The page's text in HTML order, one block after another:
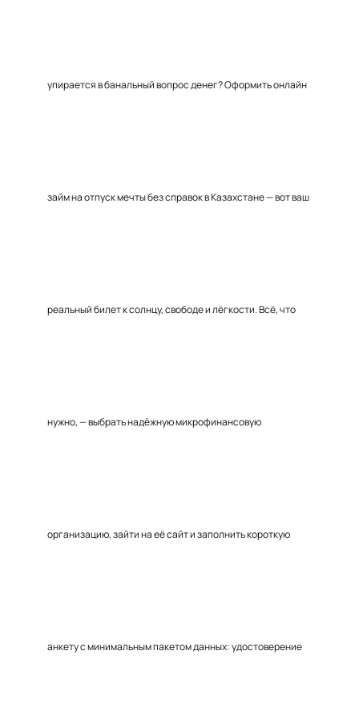
упирается в банальный вопрос денег? Оформить онлайн
займ на отпуск мечты без справок в Казахстане — вот ваш
реальный билет к солнцу, свободе и лёгкости. Всё, что
нужно, — выбрать надёжную микрофинансовую
организацию, зайти на её сайт и заполнить короткую
анкету с минимальным пакетом данных: удостоверение